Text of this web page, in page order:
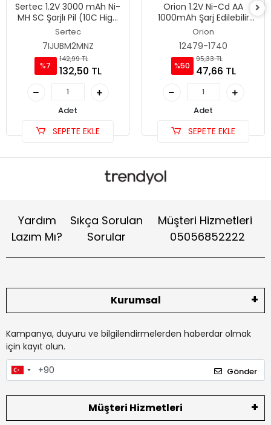
Sertec 1.2V 3000 mAh Ni-
MH SC Şarjlı Pil (10C High
Drain - Flat Head / Başsız)
Sertec
7IJUBM2MNZ
%7
142,99 TL
132,50 TL
Adet
SEPETE EKLE
Orion 1.2V Ni-Cd AA
1000mAh Şarj Edilebilir
Kalem Pil Başlı
Orion
12479-1740
%50
95,33 TL
47,66 TL
Adet
SEPETE EKLE
Yardım
Lazım Mı?
Sıkça Sorulan
Sorular
Müşteri Hizmetleri
05056852222
Kurumsal
Kampanya, duyuru ve bilgilendirmelerden haberdar olmak
için kayıt olun.
Gönder
Müşteri Hizmetleri